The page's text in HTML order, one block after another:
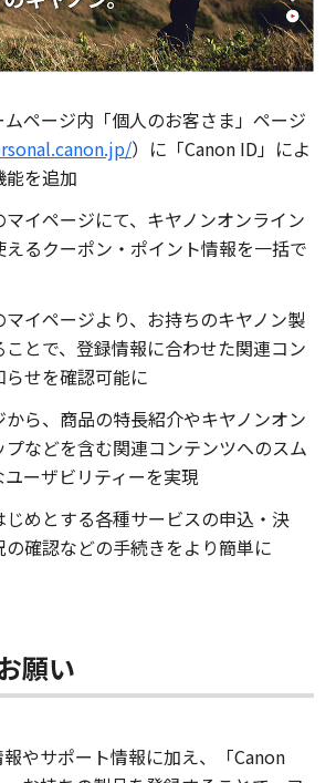
ムページ内「個人のお客さま」ページ
）に「Canon ID」によ
能を追加
マイページにて、キヤノンオンライン
えるクーポン・ポイント情報を一括で
マイページより、お持ちのキヤノン製
ことで、登録情報に合わせた関連コン
せを確認可能に
ら、商品の特長紹介やキヤノンオン
プなどを含む関連コンテンツへのスム
ーザビリティーを実現
じめとする各種サービスの申込・決
の確認などの手続きをより簡単に
願い
やサポート情報に加え、「Canon